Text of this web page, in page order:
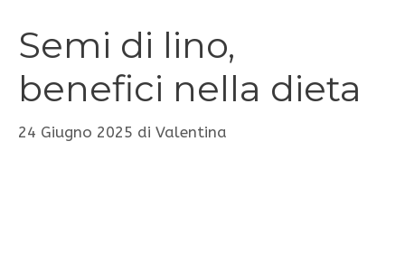
Semi di lino,
benefici nella dieta
24 Giugno 2025 di Valentina